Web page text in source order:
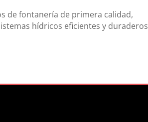
de fontanería de primera calidad,
hídricos eficientes y duraderos